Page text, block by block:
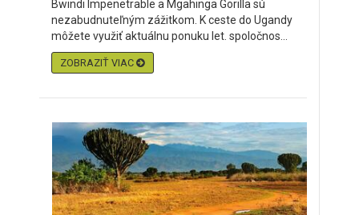
Bwindi Impenetrable a Mgahinga Gorilla sú
nezabudnuteľným zážitkom. K ceste do Ugandy
môžete využiť aktuálnu ponuku let. spoločnos...
ZOBRAZIŤ VIAC